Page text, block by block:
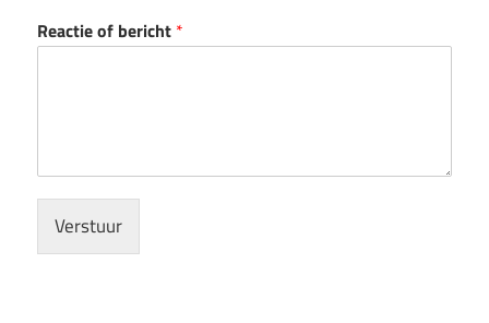
Reactie of bericht *
Verstuur